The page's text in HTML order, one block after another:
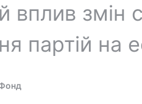
вплив
партій на